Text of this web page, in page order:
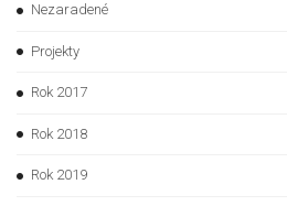
Nezaradené
Projekty
Rok 2017
Rok 2018
Rok 2019